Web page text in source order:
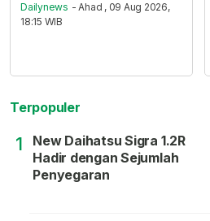
Dailynews - Ahad , 09 Aug 2026,
18:15 WIB
Terpopuler
1
New Daihatsu Sigra 1.2R
Hadir dengan Sejumlah
Penyegaran